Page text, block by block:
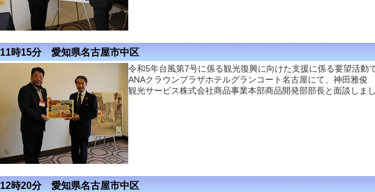
11時15分 愛知県名古屋市中区
令和5年台風第7号に係る観光復興に向けた支援に係る要望活動
ANAクラウンプラザホテルグランコート名古屋にて、神田雅
観光サービス株式会社商品事業本部商品開発部部長と面談しま
12時20分 愛知県名古屋市中区